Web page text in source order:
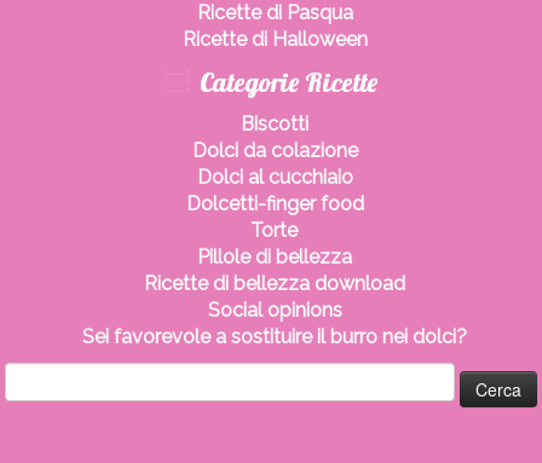
Ricette di Pasqua
Ricette di Halloween
Categorie Ricette
Biscotti
Dolci da colazione
Dolci al cucchiaio
Dolcetti-finger food
Torte
Pillole di bellezza
Ricette di bellezza download
Social opinions
Sei favorevole a sostituire il burro nei dolci?
per: